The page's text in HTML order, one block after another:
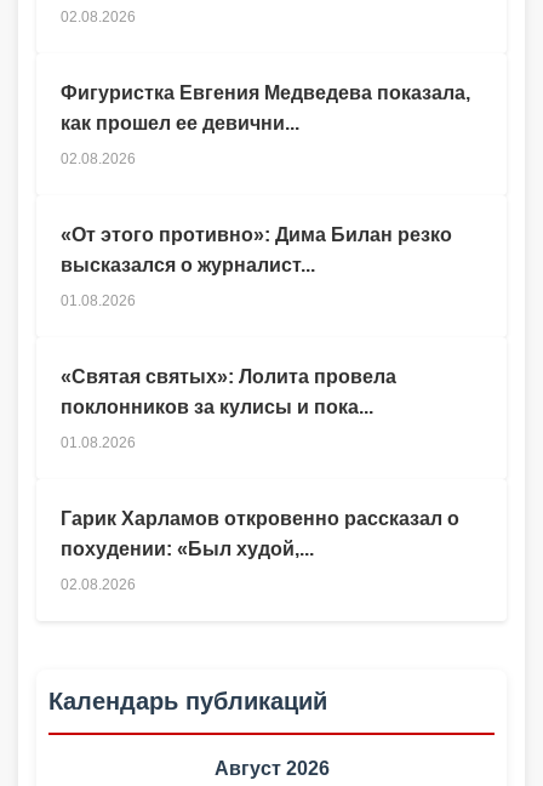
Гарик Харламов откровенно рассказал о
похудении: «Был худой,...
02.08.2026
02.08.2026
Фигуристка Евгения Медведева показала,
как прошел ее девични...
02.08.2026
«От этого противно»: Дима Билан резко
высказался о журналист...
01.08.2026
«Святая святых»: Лолита провела
поклонников за кулисы и пока...
01.08.2026
Календарь публикаций
Август 2026